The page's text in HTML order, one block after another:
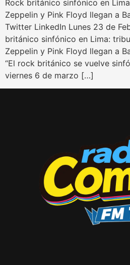
Rock británico sinfónico en
Zeppelin y Pink Floyd llegan a
Twitter LinkedIn Lunes 23 de
británico sinfónico en Lima:
Zeppelin y Pink Floyd llegan a
“El rock británico se vuelve
viernes 6 de marzo […]